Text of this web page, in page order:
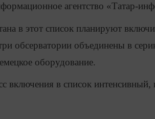
агентство «Татар-
в этот список планируют
обсерватории объединены в
оборудование.
включения в список интенсивный,